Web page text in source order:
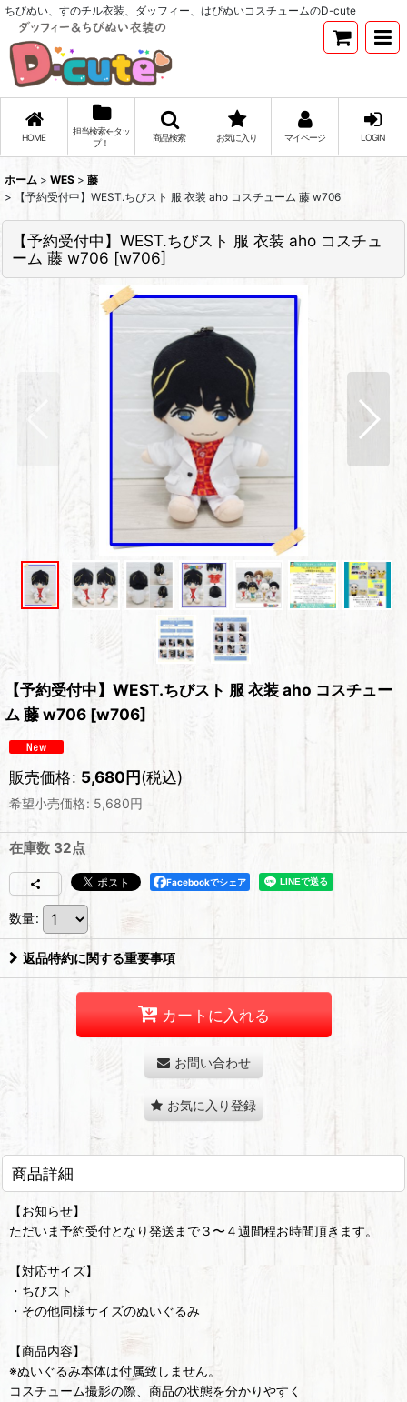
ちびぬい、すのチル衣装、ダッフィー、はぴぬいコスチュームのD-cute
HOME
担当検索←タッ
プ！
商品検索 お気に入り マイページ LOGIN
ホーム > WES > 藤
>
【予約受付中】WEST.ちびスト 服 衣装 aho コスチューム 藤 w706
【予約受付中】WEST.ちびスト 服 衣装 aho コスチュ
ーム 藤 w706 [w706]
【予約受付中】WEST.ちびスト 服 衣装 aho コスチュー
ム 藤 w706 [w706]
販売価格: 5,680円(税込)
希望小売価格: 5,680円
在庫数 32点
Facebookでシェア
数量:
返品特約に関する重要事項
カートに入れる
お問い合わせ
お気に入り登録
商品詳細
【お知らせ】
ただいま予約受付となり発送まで３〜４週間程お時間頂きます。
【対応サイズ】
・ちびスト
・その他同様サイズのぬいぐるみ
【商品内容】
※ぬいぐるみ本体は付属致しません。
コスチューム撮影の際、商品の状態を分かりやすく